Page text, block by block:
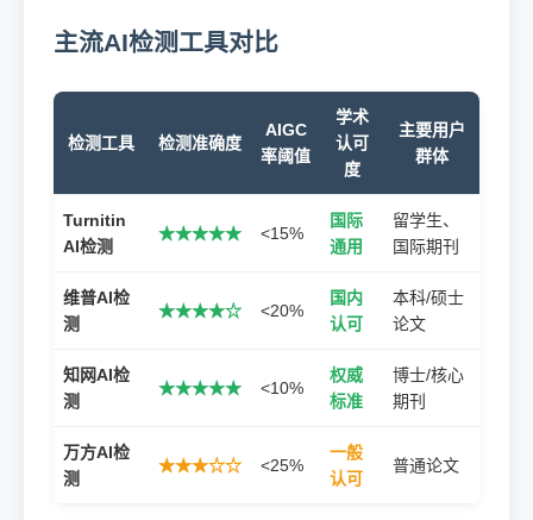
主流AI检测工具对比
检测工具 检测准确度
AIGC
率阈值
学术
认可
度
主要用户
群体
Turnitin
AI检测
★★★★★ <15%
国际
通用
留学生、
国际期刊
维普AI检
测
★★★★☆ <20%
国内
认可
本科/硕士
论文
知网AI检
测
★★★★★ <10%
权威
标准
博士/核心
期刊
万方AI检
测
★★★☆☆ <25%
一般
认可
普通论文